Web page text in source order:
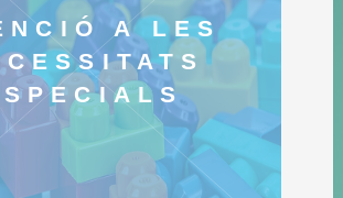
A LES